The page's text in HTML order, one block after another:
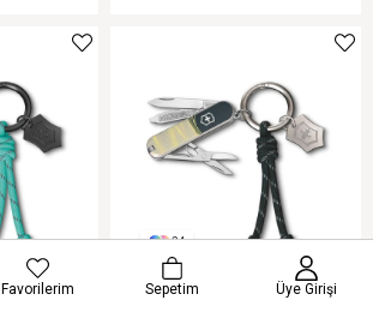
24
Favorilerim Sepetim Üye Girişi